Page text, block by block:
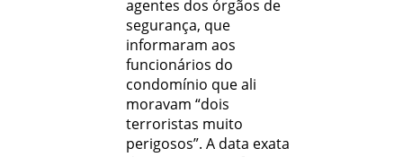
agentes dos órgãos de
segurança, que
informaram aos
funcionários do
condomínio que ali
moravam “dois
terroristas muito
perigosos”. A data exata